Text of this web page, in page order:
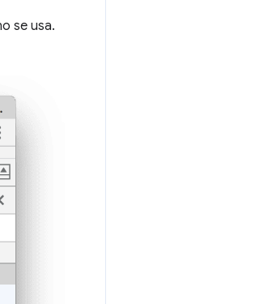
se usa.